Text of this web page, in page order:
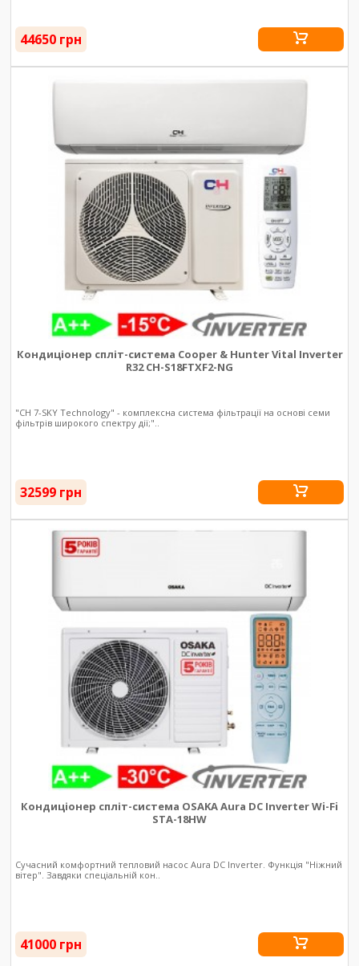
44650 грн
Кондиціонер спліт-система Cooper & Hunter Vital Inverter
R32 CH-S18FTXF2-NG
"CH 7-SKY Technology" - комплексна система фільтрації на основі семи
фільтрів широкого спектру дії;"..
32599 грн
Кондиціонер спліт-система OSAKA Aura DC Inverter Wi-Fi
STA-18HW
Сучасний комфортний тепловий насос Aura DC Inverter. Функція "Ніжний
вітер". Завдяки спеціальній кон..
41000 грн